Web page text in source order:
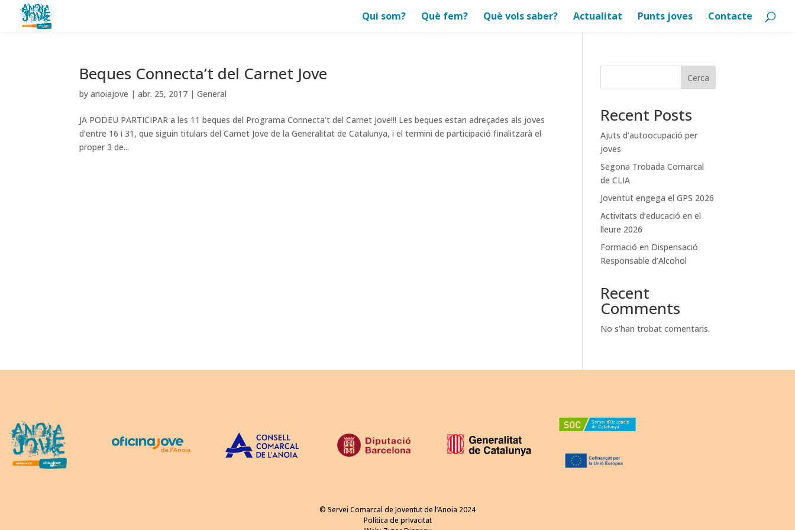
Qui som? Què fem? Què vols saber? Actualitat Punts joves Contacte
Beques Connecta’t del Carnet Jove
byanoiajove |abr. 25, 2017 |General
JA PODEU PARTICIPAR a les 11 beques del Programa Connecta’t del Carnet Jove!!! Les beques estan adreçades als joves
d’entre 16 i 31, que siguin titulars del Carnet Jove de la Generalitat de Catalunya, i el termini de participació finalitzarà el
proper 3 de...
Cerca
Recent Posts
Ajuts d’autoocupació per
joves
Segona Trobada Comarcal
de CLIA
Joventut engega el GPS 2026
Activitats d’educació en el
lleure 2026
Formació en Dispensació
Responsable d’Alcohol
Recent
Comments
No s'han trobat comentaris.
© Servei Comarcal de Joventut de l’Anoia 2024
Política de privacitat